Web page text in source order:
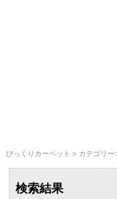
びっくりカーペット > カテゴリー:
検索結果